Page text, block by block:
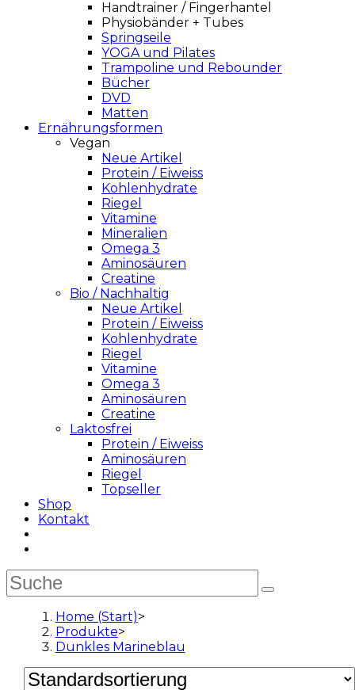
Handtrainer / Fingerhantel
Physiobänder + Tubes
Springseile
YOGA und Pilates
Trampoline und Rebounder
Bücher
DVD
Matten
Ernährungsformen
Vegan
Neue Artikel
Protein / Eiweiss
Kohlenhydrate
Riegel
Vitamine
Mineralien
Omega 3
Aminosäuren
Creatine
Bio / Nachhaltig
Neue Artikel
Protein / Eiweiss
Kohlenhydrate
Riegel
Vitamine
Omega 3
Aminosäuren
Creatine
Laktosfrei
Protein / Eiweiss
Aminosäuren
Riegel
Topseller
Shop
Kontakt
Home (Start)>
Produkte>
Dunkles Marineblau